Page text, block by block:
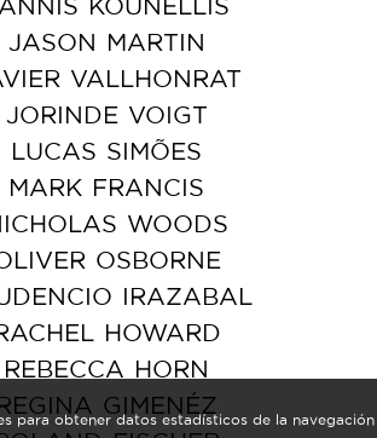
para obtener datos estadísticos de la navegación
KOUNELLIS
JASON MARTIN
VALLHONRAT
JORINDE VOIGT
LUCAS SIMÕES
MARK FRANCIS
WOODS
OSBORNE
IRAZABAL
HOWARD
REBECCA HORN
GIMENÉZ